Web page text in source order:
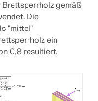
und
gemäß
Die
"mittel"
ein
0,8 resultiert.